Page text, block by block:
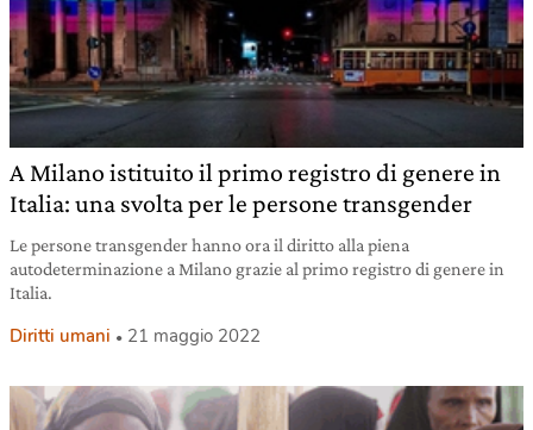
A Milano istituito il primo registro di genere in
Italia: una svolta per le persone transgender
Le persone transgender hanno ora il diritto alla piena
autodeterminazione a Milano grazie al primo registro di genere in
Italia.
Diritti umani 21 maggio 2022